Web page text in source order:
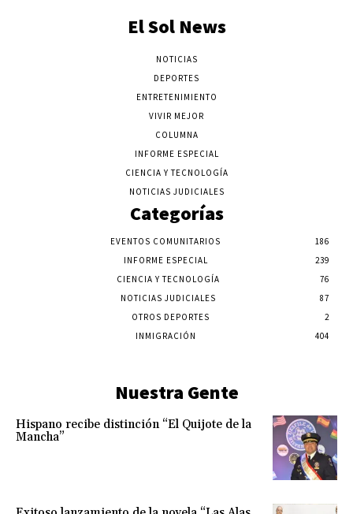
El Sol News
NOTICIAS
DEPORTES
ENTRETENIMIENTO
VIVIR MEJOR
COLUMNA
INFORME ESPECIAL
CIENCIA Y TECNOLOGÍA
NOTICIAS JUDICIALES
Categorías
EVENTOS COMUNITARIOS
186
INFORME ESPECIAL
239
CIENCIA Y TECNOLOGÍA
76
NOTICIAS JUDICIALES
87
OTROS DEPORTES
2
INMIGRACIÓN
404
Nuestra Gente
Hispano recibe distinción “El Quijote de la
Mancha”